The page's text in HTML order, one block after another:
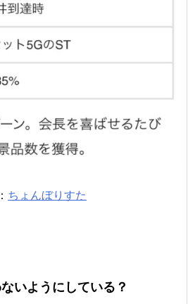
ちょんぼりすた
いようにしている？